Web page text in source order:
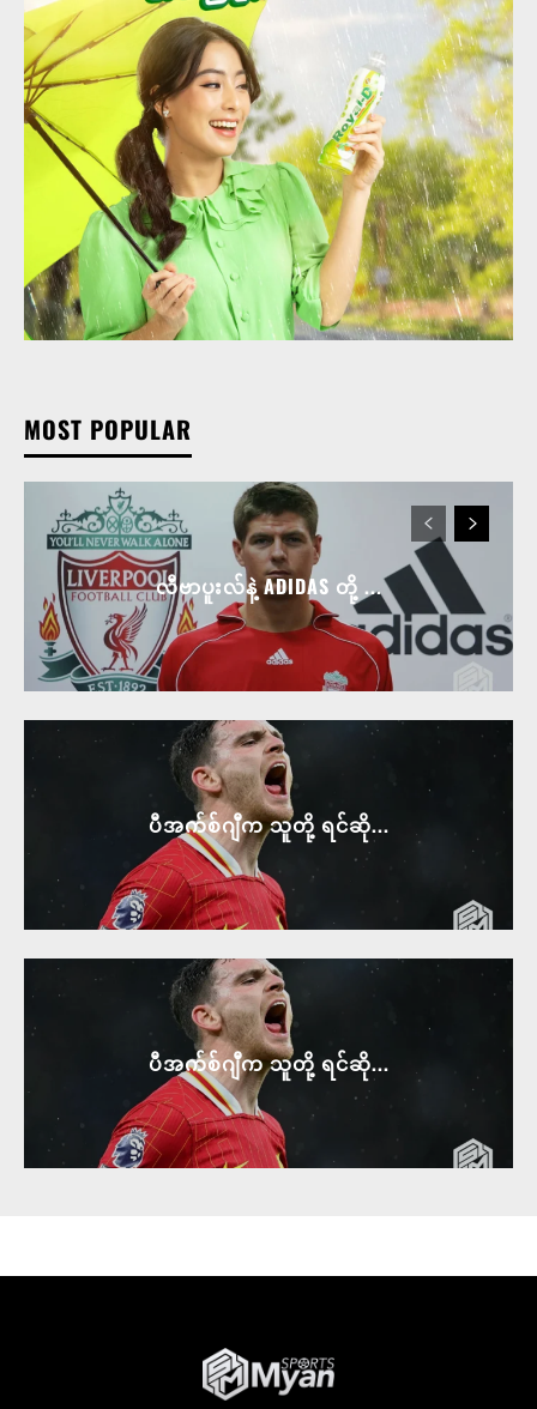
MOST POPULAR
လီဗာပူးလ်နဲ့ ADIDAS တို့ ...
ပီအက်စ်ဂျီက သူတို့ ရင်ဆို...
ပီအက်စ်ဂျီက သူတို့ ရင်ဆို...